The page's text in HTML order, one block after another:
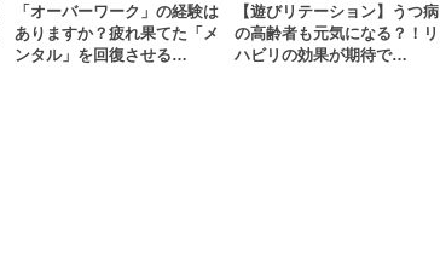
「オーバーワーク」の経験は
ありますか？疲れ果てた「メ
ンタル」を回復させる…
【遊びリテーション】うつ病
の高齢者も元気になる？！リ
ハビリの効果が期待で…